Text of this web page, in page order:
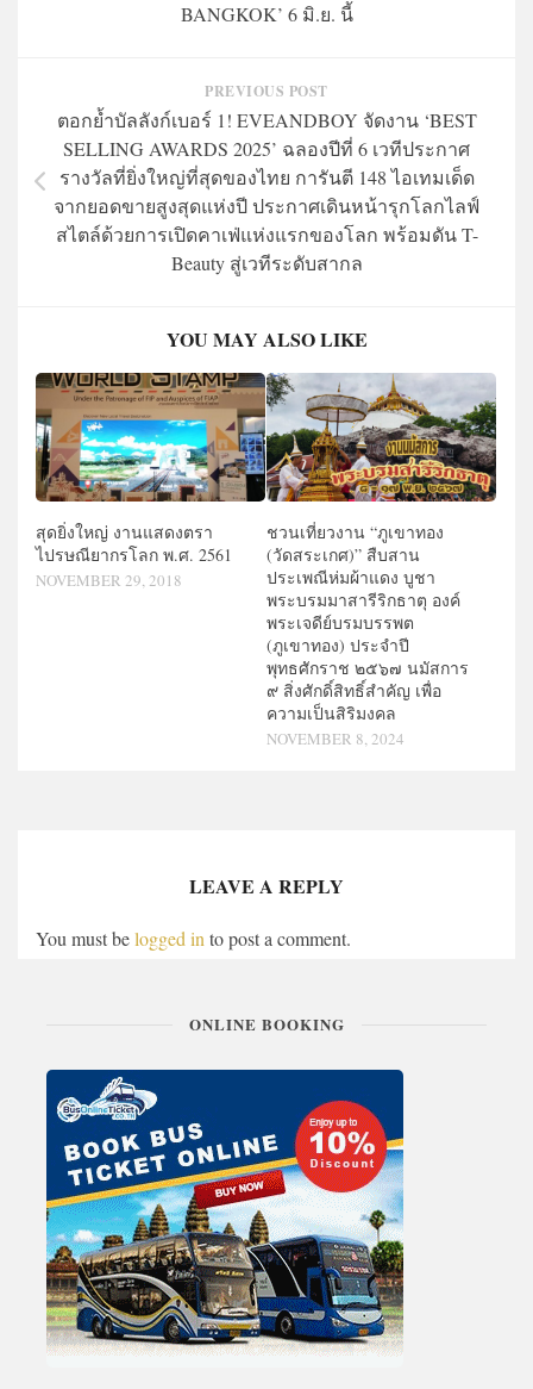
BANGKOK’ 6 มิ.ย. นี้
PREVIOUS POST
ตอกย้ำบัลลังก์เบอร์ 1! EVEANDBOY จัดงาน ‘BEST
SELLING AWARDS 2025’ ฉลองปีที่ 6 เวทีประกาศ
รางวัลที่ยิ่งใหญ่ที่สุดของไทย การันตี 148 ไอเทมเด็ด
จากยอดขายสูงสุดแห่งปี ประกาศเดินหน้ารุกโลกไลฟ์
สไตล์ด้วยการเปิดคาเฟ่แห่งแรกของโลก พร้อมดัน T-
Beauty สู่เวทีระดับสากล
YOU MAY ALSO LIKE
สุดยิ่งใหญ่ งานแสดงตรา
ไปรษณียากรโลก พ.ศ. 2561
NOVEMBER 29, 2018
ชวนเที่ยวงาน “ภูเขาทอง
(วัดสระเกศ)” สืบสาน
ประเพณีห่มผ้าแดง บูชา
พระบรมมาสารีริกธาตุ องค์
พระเจดีย์บรมบรรพต
(ภูเขาทอง) ประจำปี
พุทธศักราช ๒๕๖๗ นมัสการ
๙ สิ่งศักดิ์สิทธิ์สำคัญ เพื่อ
ความเป็นสิริมงคล
NOVEMBER 8, 2024
LEAVE A REPLY
You must belogged in to post a comment.
ONLINE BOOKING